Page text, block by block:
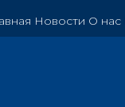
Новости О нас